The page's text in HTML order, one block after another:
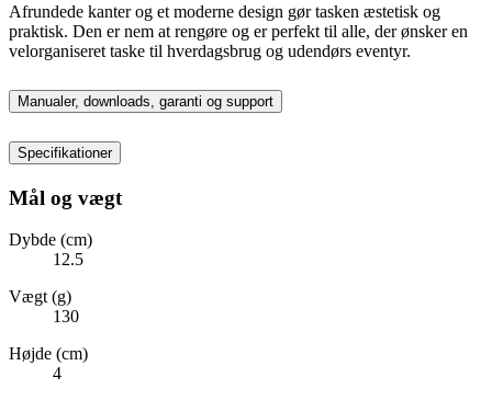
Afrundede kanter og et moderne design gør tasken æstetisk og
praktisk. Den er nem at rengøre og er perfekt til alle, der ønsker en
velorganiseret taske til hverdagsbrug og udendørs eventyr.
Manualer, downloads, garanti og support
Specifikationer
Mål og vægt
Dybde (cm)
12.5
Vægt (g)
130
Højde (cm)
4